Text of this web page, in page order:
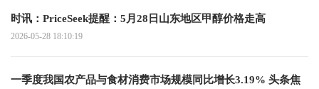
时讯：PriceSeek提醒：5月28日山东地区甲醇价格走高
2026-05-28 18:10:19
一季度我国农产品与食材消费市场规模同比增长3.19% 头条焦